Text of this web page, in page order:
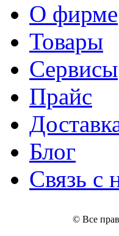
О фирме
Товары
Сервисы
Прайс
Блог
Связь с
© Все